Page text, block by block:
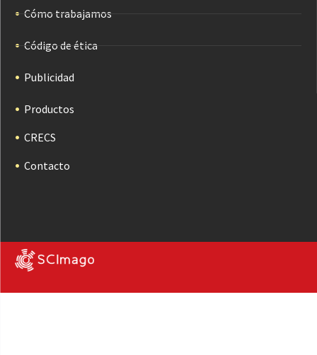
Cómo trabajamos
Código de ética
Publicidad
Productos
CRECS
Contacto